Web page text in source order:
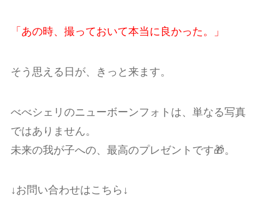
「あの時、撮っておいて本当に良かった。」
そう思える日が、きっと来ます。
べべシェリのニューボーンフォトは、単なる写真
ではありません。
未来の我が子への、最高のプレゼントです🎁。
↓お問い合わせはこちら↓